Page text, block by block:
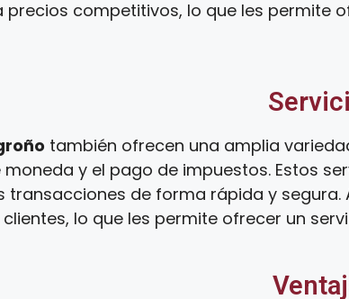
competitivos, lo que les permite
también ofrecen una amplia
y el pago de impuestos. Estos
transacciones de forma rápida y
lo que les permite ofrecer un